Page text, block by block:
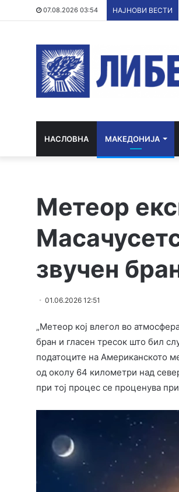
07.08.2026 03:54 НАЈНОВИ ВЕСТИ
НАСЛОВНА МАКЕДОНИЈА
Метеор
звучен
01.06.2026 12:51
„Метеор кој влегол во
бран и гласен тресок што бил
податоците на Американското
од околу 64 километри над
при тој процес се проценува